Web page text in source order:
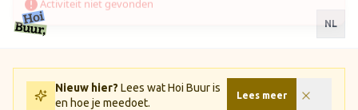
Ga naar inhoud / Skip to content
NL
Nieuw hier? Lees wat Hoi Buur is
en hoe je meedoet.
Lees meer